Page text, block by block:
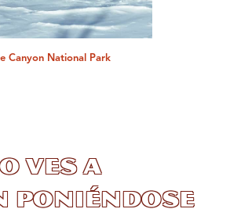
Canyon National Park
ves a
poniéndose